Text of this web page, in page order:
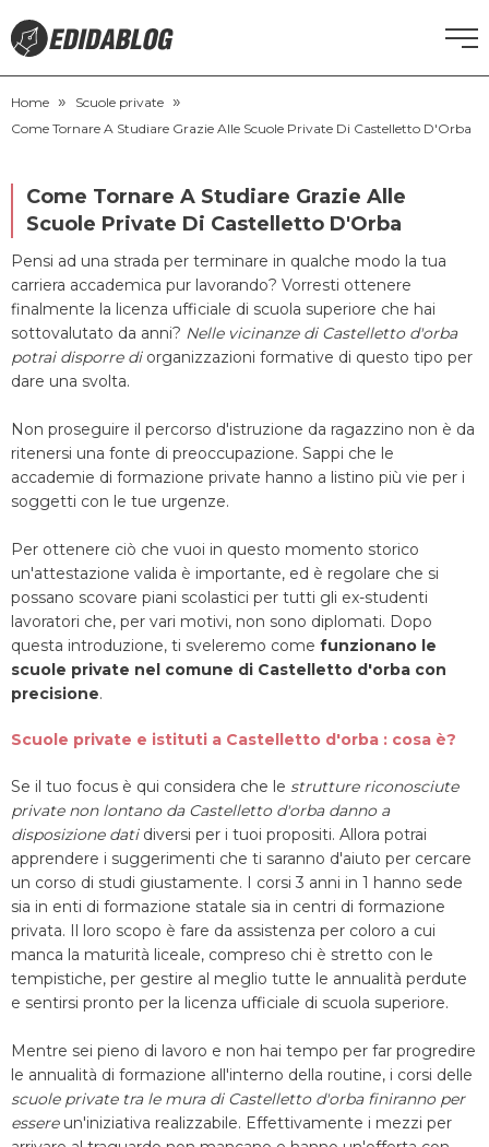
CORSI DI INGLESE
SCUOLE PRIVATE
SCUOLE SERALI
NEWS
Home » Scuole private »
Come Tornare A Studiare Grazie Alle Scuole Private Di Castelletto D'Orba
Come Tornare A Studiare Grazie Alle
Scuole Private Di Castelletto D'Orba
Pensi ad una strada per terminare in qualche modo la tua
carriera accademica pur lavorando? Vorresti ottenere
finalmente la licenza ufficiale di scuola superiore che hai
sottovalutato da anni? Nelle vicinanze di Castelletto d'orba
potrai disporre diorganizzazioni formative di questo tipo per
dare una svolta.
Non proseguire il percorso d'istruzione da ragazzino non è da
ritenersi una fonte di preoccupazione. Sappi che le
accademie di formazione private hanno a listino più vie per i
soggetti con le tue urgenze.
Per ottenere ciò che vuoi in questo momento storico
un'attestazione valida è importante, ed è regolare che si
possano scovare piani scolastici per tutti gli ex-studenti
lavoratori che, per vari motivi, non sono diplomati. Dopo
questa introduzione, ti sveleremo come funzionano le
scuole private nel comune di Castelletto d'orba con
precisione.
Scuole private e istituti a Castelletto d'orba : cosa è?
Se il tuo focus è qui considera che le strutture riconosciute
private non lontano da Castelletto d'orba danno a
disposizione datidiversi per i tuoi propositi. Allora potrai
apprendere i suggerimenti che ti saranno d'aiuto per cercare
un corso di studi giustamente. I corsi 3 anni in 1 hanno sede
sia in enti di formazione statale sia in centri di formazione
privata. Il loro scopo è fare da assistenza per coloro a cui
manca la maturità liceale, compreso chi è stretto con le
tempistiche, per gestire al meglio tutte le annualità perdute
e sentirsi pronto per la licenza ufficiale di scuola superiore.
Mentre sei pieno di lavoro e non hai tempo per far progredire
le annualità di formazione all'interno della routine, i corsi delle
scuole private tra le mura di Castelletto d'orba finiranno per
essereun'iniziativa realizzabile. Effettivamente i mezzi per